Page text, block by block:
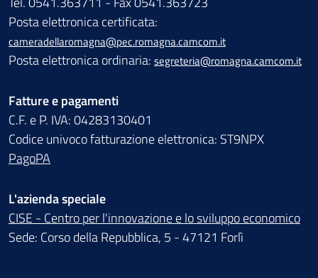
Posta elettronica certificata:
cameradellaromagna@pec.romagna.camcom.it
Posta elettronica ordinaria: segreteria@romagna.camcom.it
Fatture e pagamenti
C.F. e P. IVA: 04283130401
Codice univoco fatturazione elettronica: ST9NPX
PagoPA
L'azienda speciale
CISE - Centro per l'innovazione e lo sviluppo economico
Sede: Corso della Repubblica, 5 - 47121 Forlì